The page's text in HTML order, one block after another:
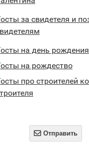
Тосты на день рождения
Тосты на рождество
 Отправить